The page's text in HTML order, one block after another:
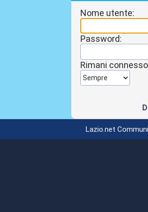
Nome utente:
Password:
Rimani
Lazio.net